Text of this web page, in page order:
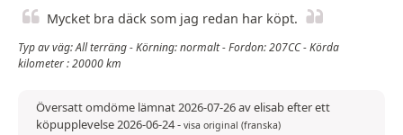
Mycket bra däck som jag redan har köpt.
Typ av väg: All terräng - Körning: normalt - Fordon: 207CC - Körda
kilometer : 20000 km
Översatt omdöme lämnat 2026-07-26 av elisab efter ett
köpupplevelse 2026-06-24- visa original (franska)